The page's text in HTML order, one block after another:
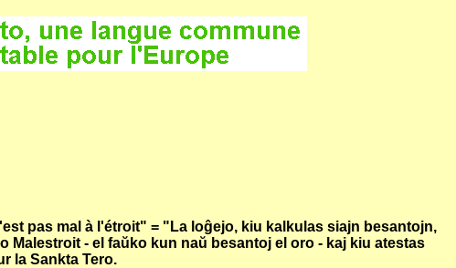
pas mal à l'étroit" = "La loĝejo, kiu kalkulas siajn besantojn,
- el faŭko kun naŭ besantoj el oro - kaj kiu atestas
la Sankta Tero.